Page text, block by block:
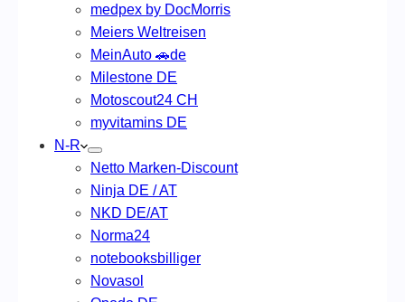
medpex by DocMorris
Meiers Weltreisen
MeinAuto 🚗de
Milestone DE
Motoscout24 CH
myvitamins DE
N-R
Netto Marken-Discount
Ninja DE / AT
NKD DE/AT
Norma24
notebooksbilliger
Novasol